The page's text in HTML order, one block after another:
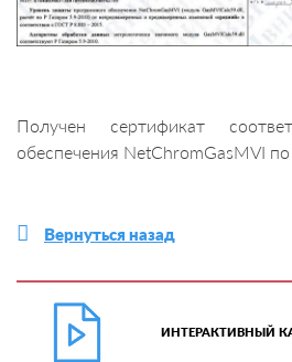
Получен сертификат
обеспечения NetChromGasMVI
Вернуться назад
ИНТЕРАКТИВНЫЙ